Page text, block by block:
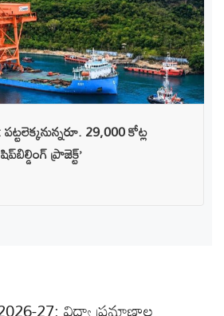
29,000 కోట్ల
ప్రాజెక్ట్’